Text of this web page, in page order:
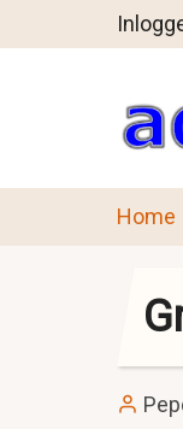
en
gaan
User
Home